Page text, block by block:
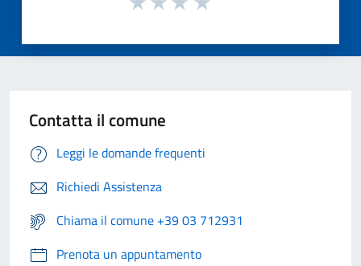
Contatta il comune
Leggi le domande frequenti
Richiedi Assistenza
Chiama il comune +39 03 712931
Prenota un appuntamento